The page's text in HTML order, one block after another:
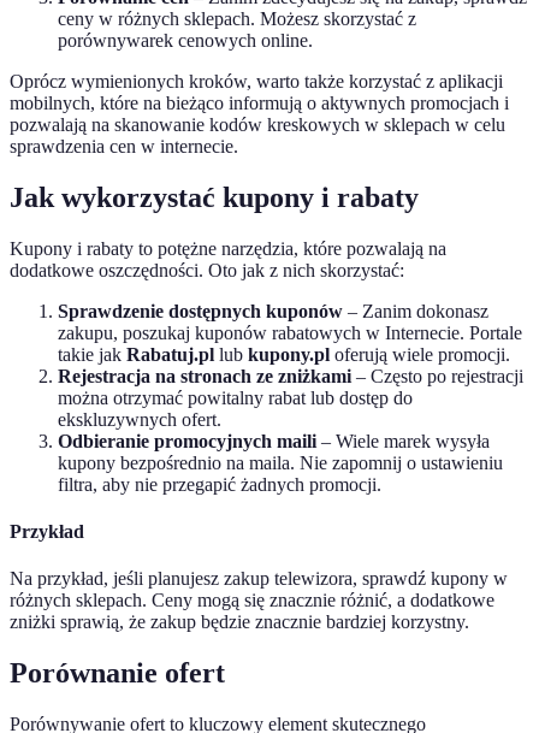
ceny w różnych sklepach. Możesz skorzystać z
porównywarek cenowych online.
Oprócz wymienionych kroków, warto także korzystać z aplikacji
mobilnych, które na bieżąco informują o aktywnych promocjach i
pozwalają na skanowanie kodów kreskowych w sklepach w celu
sprawdzenia cen w internecie.
Jak wykorzystać kupony i rabaty
Kupony i rabaty to potężne narzędzia, które pozwalają na
dodatkowe oszczędności. Oto jak z nich skorzystać:
Sprawdzenie dostępnych kuponów – Zanim dokonasz
zakupu, poszukaj kuponów rabatowych w Internecie. Portale
takie jak Rabatuj.pl lub kupony.pl oferują wiele promocji.
Rejestracja na stronach ze zniżkami – Często po rejestracji
można otrzymać powitalny rabat lub dostęp do
ekskluzywnych ofert.
Odbieranie promocyjnych maili – Wiele marek wysyła
kupony bezpośrednio na maila. Nie zapomnij o ustawieniu
filtra, aby nie przegapić żadnych promocji.
Przykład
Na przykład, jeśli planujesz zakup telewizora, sprawdź kupony w
różnych sklepach. Ceny mogą się znacznie różnić, a dodatkowe
zniżki sprawią, że zakup będzie znacznie bardziej korzystny.
Porównanie ofert
Porównywanie ofert to kluczowy element skutecznego